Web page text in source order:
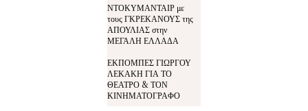
ΝΤΟΚΥΜΑΝΤΑΙΡ με
τους ΓΚΡΕΚΑΝΟΥΣ της
ΑΠΟΥΛΙΑΣ στην
ΜΕΓΑΛΗ ΕΛΛΑΔΑ
ΕΚΠΟΜΠΕΣ ΓΙΩΡΓΟΥ
ΛΕΚΑΚΗ ΓΙΑ ΤΟ
ΘΕΑΤΡΟ & ΤΟΝ
ΚΙΝΗΜΑΤΟΓΡΑΦΟ